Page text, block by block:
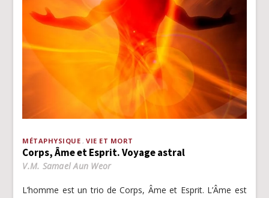
MÉTAPHYSIQUE VIE ET MORT
Corps, Âme et Esprit. Voyage astral
V.M. Samael Aun Weor
L’homme est un trio de Corps, Âme et Esprit. L’Âme est